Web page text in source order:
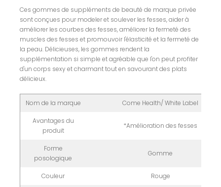
Ces gommes de suppléments de beauté de marque privée
sont conçues pour modeler et soulever les fesses, aider à
améliorer les courbes des fesses, améliorer la fermeté des
muscles des fesses et promouvoir l'élasticité et la fermeté de
la peau. Délicieuses, les gommes rendent la
supplémentation si simple et agréable que l'on peut profiter
d'un corps sexy et charmant tout en savourant des plats
délicieux.
Nom de la marque Come Health/ White Label
Avantages du
produit
*Amélioration des fesses
Forme
posologique
Gomme
Couleur Rouge